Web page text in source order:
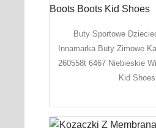
Buty Sportowe
Innamarka Buty Zimowe
260558t 6467 Niebieskie
Kid Shoes